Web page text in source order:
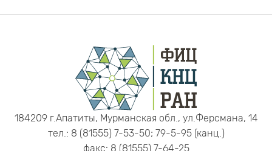
184209 г.Апатиты, Мурманская обл., ул.Ферсмана, 14
тел.: 8 (81555) 7-53-50; 79-5-95 (канц.)
факс: 8 (81555) 7-64-25